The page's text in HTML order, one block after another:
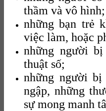
thầm và vô hình;
những bạn trẻ
việc làm, hoặc
những người
thuật số;
những người bị
ngập, những
sự mong manh